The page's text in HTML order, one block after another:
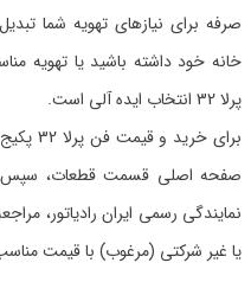
صرفه برای نیازهای تهویه شما
خانه خود داشته باشید یا تهویه
پرلا 32 انتخاب ایده آلی است.
برای
صفحه اصلی قسمت قطعات، سپس
نمایندگی رسمی ایران رادیاتور،
یا غیر شرکتی (مرغوب) با قیمت